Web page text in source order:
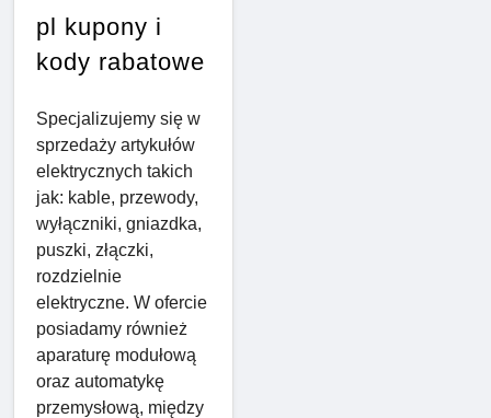
pl kupony i
kody rabatowe
Specjalizujemy się w
sprzedaży artykułów
elektrycznych takich
jak: kable, przewody,
wyłączniki, gniazdka,
puszki, złączki,
rozdzielnie
elektryczne. W ofercie
posiadamy również
aparaturę modułową
oraz automatykę
przemysłową, między